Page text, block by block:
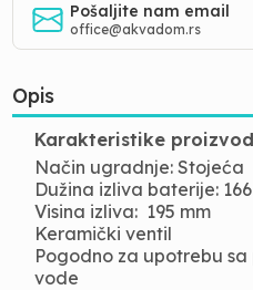
Pošaljite nam email
office@akvadom.rs
Opis
Karakteristike
Način ugradnje: Stojeća
Dužina izliva baterije:
Visina izliva: 195 mm
Keramički ventil
Pogodno za upotrebu
vode